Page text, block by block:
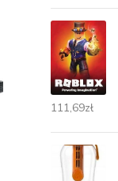
111,69zł